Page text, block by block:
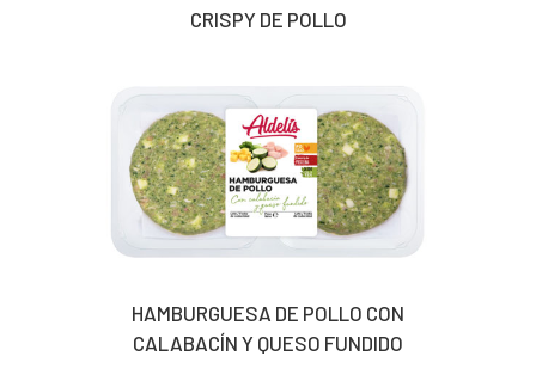
CRISPY DE POLLO
HAMBURGUESA DE POLLO CON
CALABACÍN Y QUESO FUNDIDO